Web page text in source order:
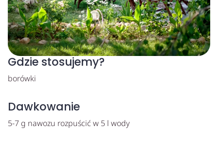
Gdzie stosujemy?
borówki
Dawkowanie
5-7 g nawozu rozpuścić w 5 l wody